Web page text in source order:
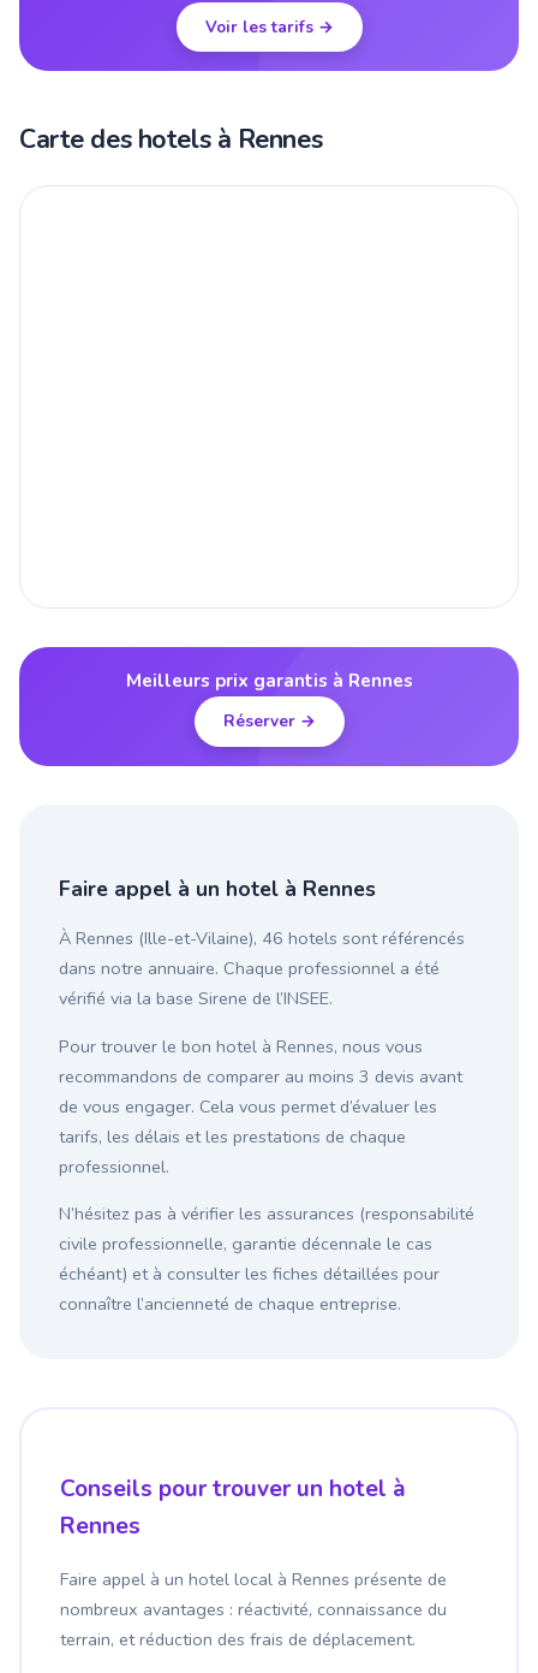
Voir les tarifs →
Carte des hotels à Rennes
Meilleurs prix garantis à Rennes
Réserver →
Faire appel à un hotel à Rennes
À Rennes (Ille-et-Vilaine), 46 hotels sont référencés
dans notre annuaire. Chaque professionnel a été
vérifié via la base Sirene de l’INSEE.
Pour trouver le bon hotel à Rennes, nous vous
recommandons de comparer au moins 3 devis avant
de vous engager. Cela vous permet d’évaluer les
tarifs, les délais et les prestations de chaque
professionnel.
N’hésitez pas à vérifier les assurances (responsabilité
civile professionnelle, garantie décennale le cas
échéant) et à consulter les fiches détaillées pour
connaître l’ancienneté de chaque entreprise.
Conseils pour trouver un hotel à
Rennes
Faire appel à un hotel local à Rennes présente de
nombreux avantages : réactivité, connaissance du
terrain, et réduction des frais de déplacement.